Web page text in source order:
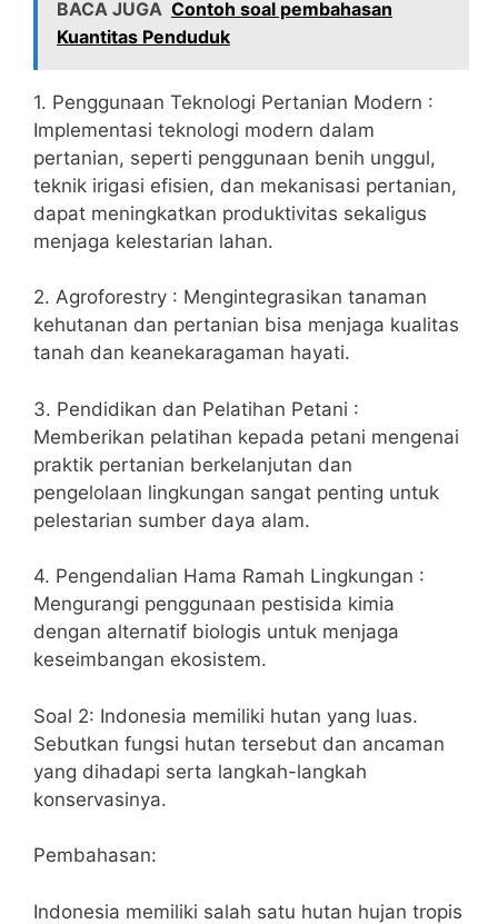
BACA JUGA Contoh soal pembahasan
Kuantitas Penduduk
1. Penggunaan Teknologi Pertanian Modern :
Implementasi teknologi modern dalam
pertanian, seperti penggunaan benih unggul,
teknik irigasi efisien, dan mekanisasi pertanian,
dapat meningkatkan produktivitas sekaligus
menjaga kelestarian lahan.
2. Agroforestry : Mengintegrasikan tanaman
kehutanan dan pertanian bisa menjaga kualitas
tanah dan keanekaragaman hayati.
3. Pendidikan dan Pelatihan Petani :
Memberikan pelatihan kepada petani mengenai
praktik pertanian berkelanjutan dan
pengelolaan lingkungan sangat penting untuk
pelestarian sumber daya alam.
4. Pengendalian Hama Ramah Lingkungan :
Mengurangi penggunaan pestisida kimia
dengan alternatif biologis untuk menjaga
keseimbangan ekosistem.
Soal 2: Indonesia memiliki hutan yang luas.
Sebutkan fungsi hutan tersebut dan ancaman
yang dihadapi serta langkah-langkah
konservasinya.
Pembahasan:
Indonesia memiliki salah satu hutan hujan tropis